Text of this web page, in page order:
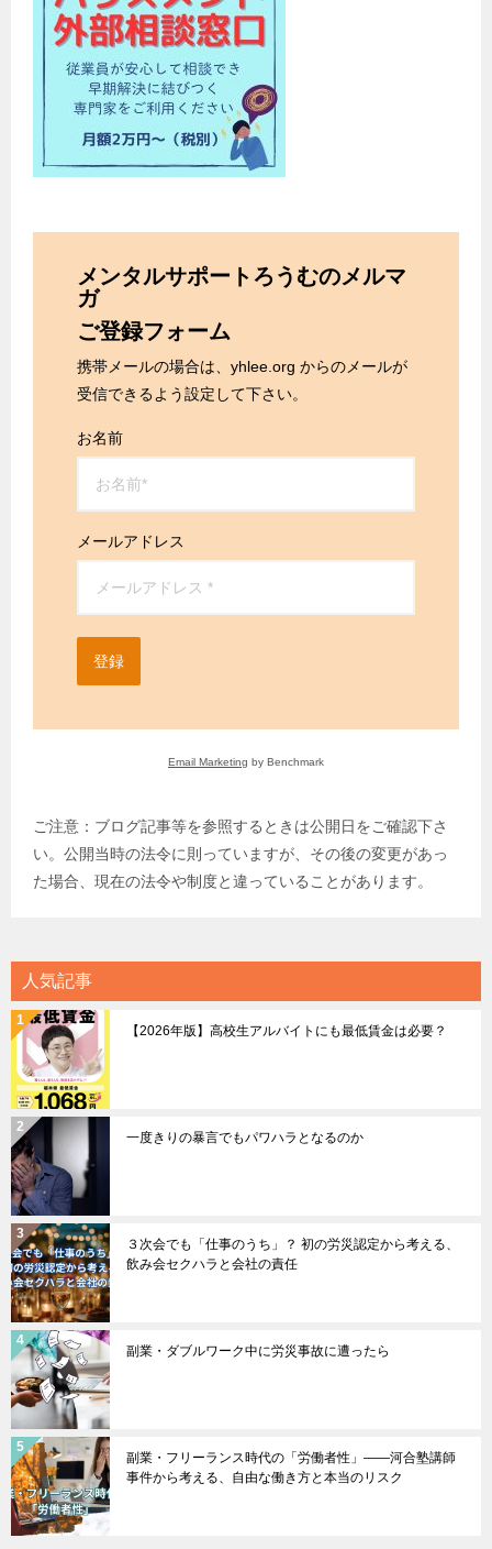
メンタルサポートろうむのメルマ
ガ
ご登録フォーム
携帯メールの場合は、yhlee.org からのメールが
受信できるよう設定して下さい。
お名前
メールアドレス
登録
Email Marketing by Benchmark
ご注意：ブログ記事等を参照するときは公開日をご確認下さ
い。公開当時の法令に則っていますが、その後の変更があっ
た場合、現在の法令や制度と違っていることがあります。
人気記事
【2026年版】高校生アルバイトにも最低賃金は必要？
一度きりの暴言でもパワハラとなるのか
３次会でも「仕事のうち」？ 初の労災認定から考える、
飲み会セクハラと会社の責任
副業・ダブルワーク中に労災事故に遭ったら
副業・フリーランス時代の「労働者性」――河合塾講師
事件から考える、自由な働き方と本当のリスク